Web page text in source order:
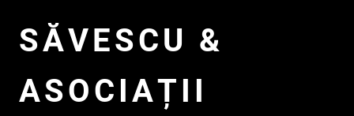
contentSĂVESCU &
ASOCIAȚII